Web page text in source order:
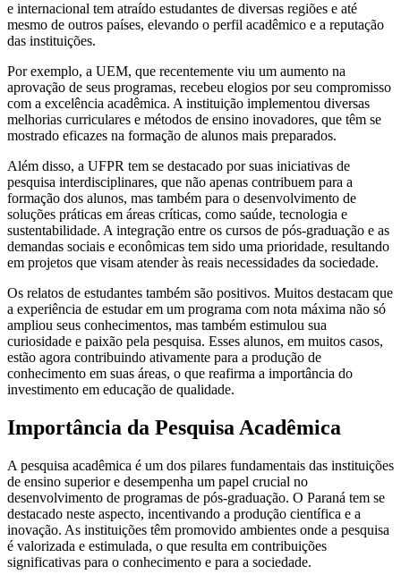
e internacional tem atraído estudantes de diversas regiões e até
mesmo de outros países, elevando o perfil acadêmico e a reputação
das instituições.
Por exemplo, a UEM, que recentemente viu um aumento na
aprovação de seus programas, recebeu elogios por seu compromisso
com a excelência acadêmica. A instituição implementou diversas
melhorias curriculares e métodos de ensino inovadores, que têm se
mostrado eficazes na formação de alunos mais preparados.
Além disso, a UFPR tem se destacado por suas iniciativas de
pesquisa interdisciplinares, que não apenas contribuem para a
formação dos alunos, mas também para o desenvolvimento de
soluções práticas em áreas críticas, como saúde, tecnologia e
sustentabilidade. A integração entre os cursos de pós-graduação e as
demandas sociais e econômicas tem sido uma prioridade, resultando
em projetos que visam atender às reais necessidades da sociedade.
Os relatos de estudantes também são positivos. Muitos destacam que
a experiência de estudar em um programa com nota máxima não só
ampliou seus conhecimentos, mas também estimulou sua
curiosidade e paixão pela pesquisa. Esses alunos, em muitos casos,
estão agora contribuindo ativamente para a produção de
conhecimento em suas áreas, o que reafirma a importância do
investimento em educação de qualidade.
Importância da Pesquisa Acadêmica
A pesquisa acadêmica é um dos pilares fundamentais das instituições
de ensino superior e desempenha um papel crucial no
desenvolvimento de programas de pós-graduação. O Paraná tem se
destacado neste aspecto, incentivando a produção científica e a
inovação. As instituições têm promovido ambientes onde a pesquisa
é valorizada e estimulada, o que resulta em contribuições
significativas para o conhecimento e para a sociedade.